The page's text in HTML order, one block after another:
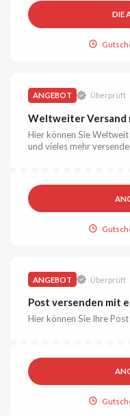
DIE
ANGEBOT Überprüft
Weltweiter Versand
Hier können Sie
und vieles mehr
ANGEBOT Überprüft
Post versenden mit
Hier können Sie Ihre